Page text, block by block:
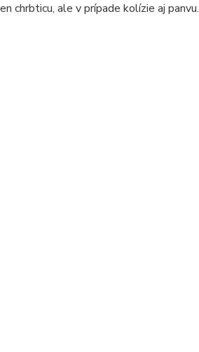
chrbticu, ale v prípade kolízie aj panvu.